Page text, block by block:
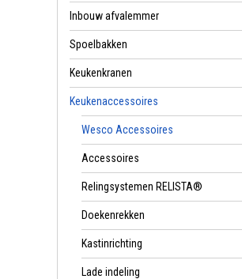
Inbouw afvalemmer
Spoelbakken
Keukenkranen
Keukenaccessoires
Wesco Accessoires
Accessoires
Relingsystemen RELISTA®
Doekenrekken
Kastinrichting
Lade indeling